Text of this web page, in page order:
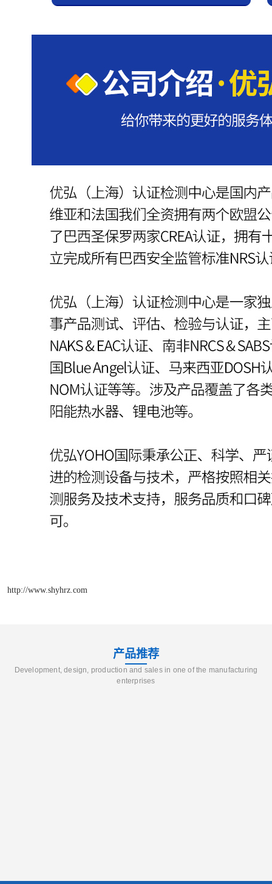
http://www.shyhrz.com
产品推荐
Development, design, production and sales in one of the manufacturing
enterprises